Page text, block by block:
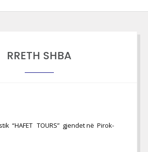
RRETH SHBA
“HAFET TOURS” gjendet në Pirok-